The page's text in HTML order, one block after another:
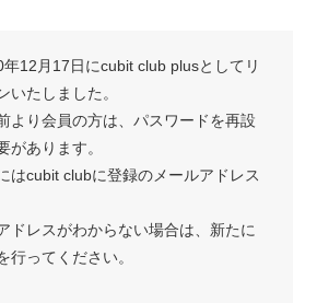
12月17日にcubit club plusとしてリ
いたしました。
より会員の方は、パスワードを再設
があります。
はcubit clubに登録のメールアドレス
ドレスがわからない場合は、新たに
行ってください。